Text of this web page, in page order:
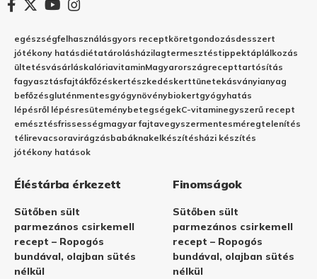
egészségfelhasználásgyors receptköretgondozásdesszert
jótékony hatásdiétatárolásházilagtermesztéstippektáplálkozás
ültetésvásárláskalóriavitaminMagyarországrecepttartósítás
fagyasztásfajtákfőzéskertészkedéskerttünetekásványianyag
befőzésgluténmentesgyógynövénybiokertgyógyhatás
lépésről lépésresüteménybetegségekC-vitaminegyszerű recept
emésztésfrissességmagyar fajtavegyszermentesméregtelenítés
télirevacsoravirágzásbabáknakelkészítésházi készítés
jótékony hatások
Éléstárba érkezett
Sütőben sült
parmezános csirkemell
recept – Ropogós
bundával, olajban sütés
nélkül
Finomságok
Sütőben sült
parmezános csirkemell
recept – Ropogós
bundával, olajban sütés
nélkül